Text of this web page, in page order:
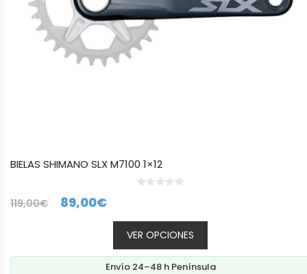
BIELAS SHIMANO SLX M7100 1×12
5
119,00€
El
era:
89,00€El
precio
actual
es:
VER OPCIONES
página
Envío 24–48 h Península